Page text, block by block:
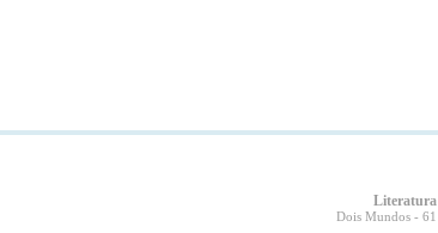
Literatura
Dois Mundos- 61